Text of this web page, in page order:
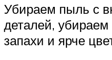
Убираем пыль с
деталей,
запахи и ярче